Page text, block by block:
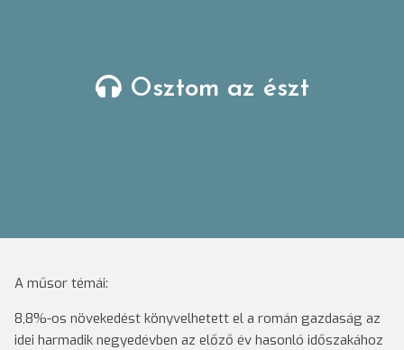
Osztom az észt
A műsor témái:
8,8%-os növekedést könyvelhetett el a román gazdaság az
idei harmadik negyedévben az előző év hasonló időszakához